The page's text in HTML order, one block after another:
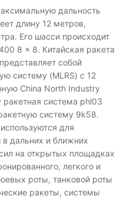
дальность
длину 12 метров,
Его шасси происходит
8 × 8. Китайская ракета
собой
систему (MLRS) с 12
China North Industry
система phl03
систему 9k58.
для
дальних и ближних
на открытых площадках
легкого и
роты, танковой роты
ракеты, системы